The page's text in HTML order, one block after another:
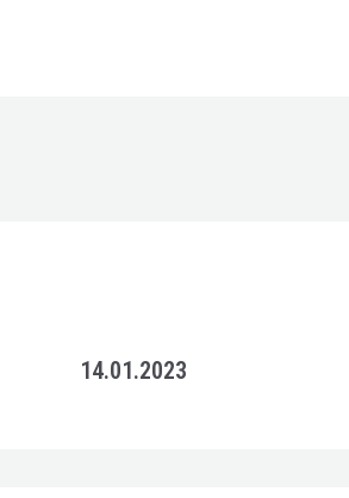
14.01.2023